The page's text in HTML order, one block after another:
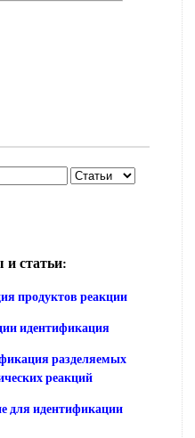
статьи:
продуктов реакции
идентификация
разделяемых
реакций
для идентификации